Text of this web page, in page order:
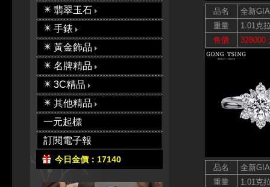
翡翠玉石
手錶
黃金飾品
名牌精品
3C精品
其他精品
一元起標
訂閱電子報
今日金價：17140
品名
全新
重量
1.01克
售價
328000
品名
全新
重量
1.01克